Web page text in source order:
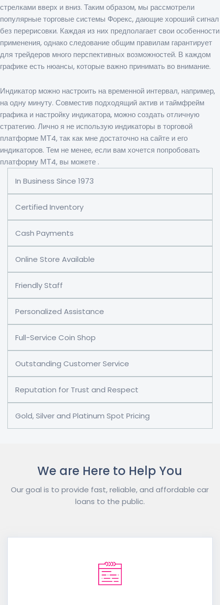
стрелками вверх и вниз. Таким образом, мы рассмотрели
популярные торговые системы Форекс, дающие хороший сигнал
без перерисовки. Каждая из них предполагает свои особенности
применения, однако следование общим правилам гарантирует
для трейдеров много перспективных возможностей. В каждом
графике есть нюансы, которые важно принимать во внимание.
Индикатор можно настроить на временной интервал, например,
на одну минуту. Совместив подходящий актив и таймфрейм
графика и настройку индикатора, можно создать отличную
стратегию. Лично я не использую индикаторы в торговой
платформе МТ4, так как мне достаточно на сайте и его
индикаторов. Тем не менее, если вам хочется попробовать
платформу МТ4, вы можете .
In Business Since 1973
Certified Inventory
Cash Payments
Online Store Available
Friendly Staff
Personalized Assistance
Full-Service Coin Shop
Outstanding Customer Service
Reputation for Trust and Respect
Gold, Silver and Platinum Spot Pricing
We are Here to Help You
Our goal is to provide fast, reliable, and affordable car
loans to the public.